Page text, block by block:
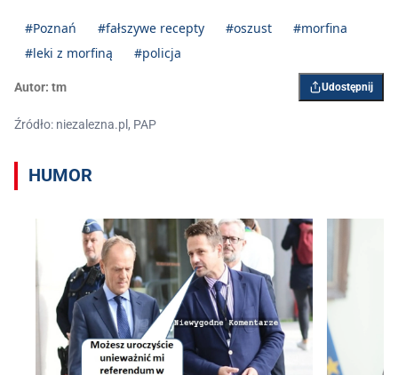
#Poznań #fałszywe recepty #oszust
#morfina
#leki z morfiną
#policja
Autor: tm Udostępnij
Źródło: niezalezna.pl, PAP
HUMOR